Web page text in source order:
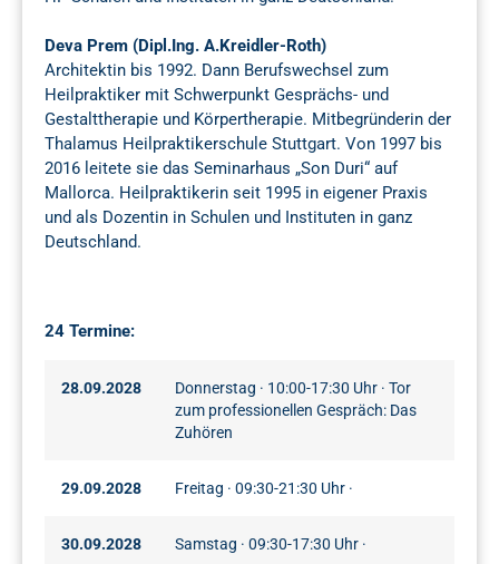
Deva Prem (Dipl.Ing. A.Kreidler-Roth)
Architektin bis 1992. Dann Berufswechsel zum
Heilpraktiker mit Schwerpunkt Gesprächs- und
Gestalttherapie und Körpertherapie. Mitbegründerin der
Thalamus Heilpraktikerschule Stuttgart. Von 1997 bis
2016 leitete sie das Seminarhaus „Son Duri“ auf
Mallorca. Heilpraktikerin seit 1995 in eigener Praxis
und als Dozentin in Schulen und Instituten in ganz
Deutschland.
24 Termine:
28.09.2028
Donnerstag · 10:00-17:30 Uhr · Tor
zum professionellen Gespräch: Das
Zuhören
29.09.2028 Freitag · 09:30-21:30 Uhr ·
30.09.2028 Samstag · 09:30-17:30 Uhr ·